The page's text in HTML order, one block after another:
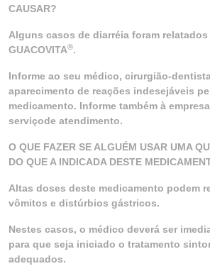
CAUSAR?
Alguns casos de diarréia foram
GUACOVITA®.
Informe ao seu médico, cirurgião-
aparecimento de reações indesejáveis
medicamento. Informe também à
serviçode atendimento.
O QUE FAZER SE ALGUÉM USAR UMA
DO QUE A INDICADA DESTE
Altas doses deste medicamento podem
vômitos e distúrbios gástricos.
Nestes casos, o médico deverá ser
para que seja iniciado o tratamento
adequados.